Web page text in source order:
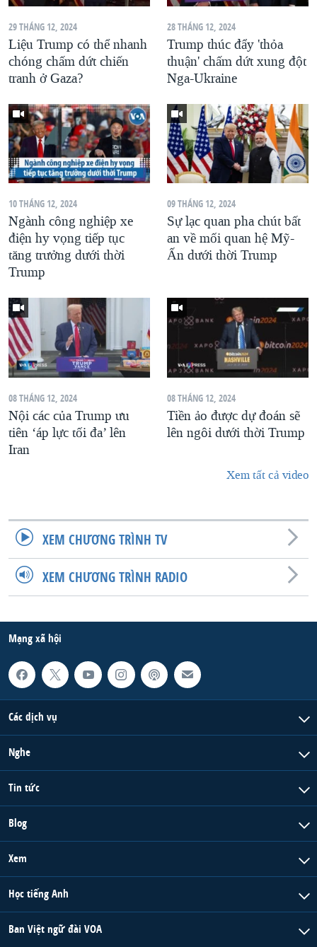
29 THÁNG 12, 2024
Liệu Trump có thể nhanh
chóng chấm dứt chiến
tranh ở Gaza?
28 THÁNG 12, 2024
Trump thúc đẩy 'thỏa
thuận' chấm dứt xung đột
Nga-Ukraine
10 THÁNG 12, 2024
Ngành công nghiệp xe
điện hy vọng tiếp tục
tăng trưởng dưới thời
Trump
09 THÁNG 12, 2024
Sự lạc quan pha chút bất
an về mối quan hệ Mỹ-
Ấn dưới thời Trump
08 THÁNG 12, 2024
Nội các của Trump ưu
tiên ‘áp lực tối đa’ lên
Iran
08 THÁNG 12, 2024
Tiền ảo được dự đoán sẽ
lên ngôi dưới thời Trump
Xem tất cả video
XEM CHƯƠNG TRÌNH TV
XEM CHƯƠNG TRÌNH RADIO
Mạng xã hội
Các dịch vụ
Nghe
Tin tức
Blog
Xem
Học tiếng Anh
Ban Việt ngữ đài VOA